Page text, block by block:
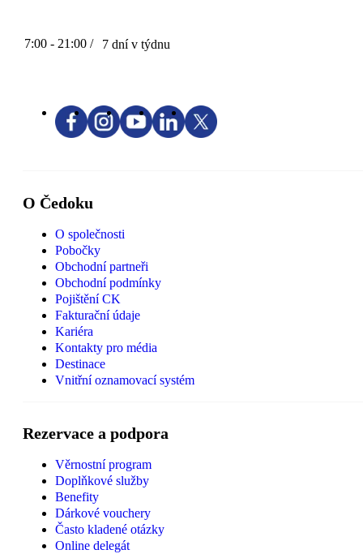
7:00 - 21:00 / 7 dní v týdnu
O Čedoku
O společnosti
Pobočky
Obchodní partneři
Obchodní podmínky
Pojištění CK
Fakturační údaje
Kariéra
Kontakty pro média
Destinace
Vnitřní oznamovací systém
Rezervace a podpora
Věrnostní program
Doplňkové služby
Benefity
Dárkové vouchery
Často kladené otázky
Online delegát